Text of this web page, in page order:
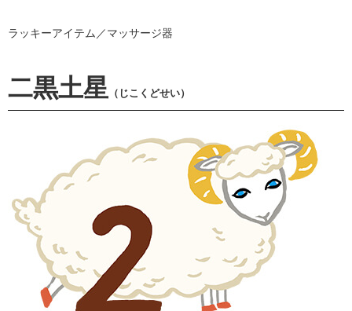
ラッキーアイテム／マッサージ器
二黒土星 （じこくどせい）